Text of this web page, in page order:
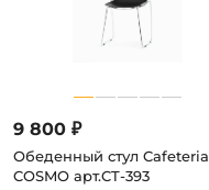
9 800 ₽
Обеденный стул Cafeteria
COSMO арт.CT-393